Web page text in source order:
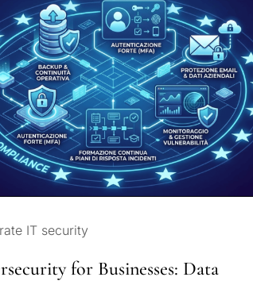
IT security
for Businesses: Data